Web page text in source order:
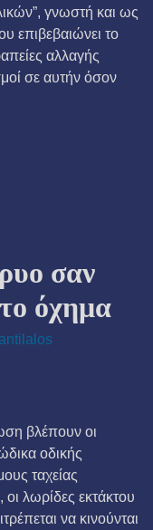
γνωστή και ως
επιβεβαιώνει το
αλλαγής
σε αυτήν όσον
σαν
όχημα
antilalos
βλέπουν οι
οδικής
ταχείας
λωρίδες εκτάκτου
να κινούνται